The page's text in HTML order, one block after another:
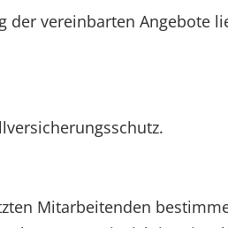
der vereinbarten Angebote
Mitarbeitenden